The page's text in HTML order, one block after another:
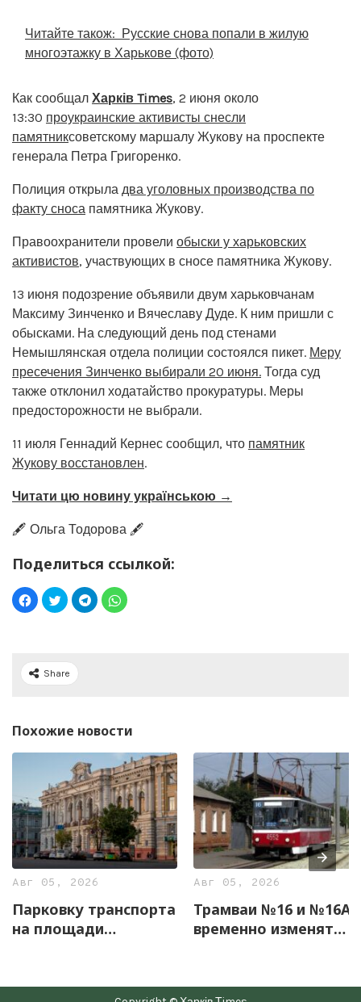
Читайте також: Русские снова попали в жилую
многоэтажку в Харькове (фото)
Как сообщал Харків Times, 2 июня около
13:30 проукраинские активисты снесли
памятниксоветскому маршалу Жукову на проспекте
генерала Петра Григоренко.
Полиция открыла два уголовных производства по
факту сноса памятника Жукову.
Правоохранители провели обыски у харьковских
активистов, участвующих в сносе памятника Жукову.
13 июня подозрение объявили двум харьковчанам
Максиму Зинченко и Вячеславу Дуде. К ним пришли с
обысками. На следующий день под стенами
Немышлянская отдела полиции состоялся пикет. Меру
пресечения Зинченко выбирали 20 июня. Тогда суд
также отклонил ходатайство прокуратуры. Меры
предосторожности не выбрали.
11 июля Геннадий Кернес сообщил, что памятник
Жукову восстановлен.
Читати цю новину українською →
🖋️ Ольга Тодорова 🖋️
Поделиться ссылкой:
Share
Похожие новости
Авг 05, 2026
Парковку транспорта
на площади
ограничили
Авг 05, 2026
Трамваи №16 и №16А
временно изменят